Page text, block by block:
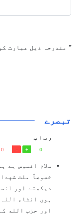
* مندرجہ ذیل عبارت
تبصرے
ر ب ا ب
0
0
سلام افسوس ہے
خصوصاً ملت
دیکھتے اور
ہوں انشاء
اور حزب الله